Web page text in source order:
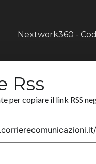
Nextwork360 -
Rss
per copiare il link RSS